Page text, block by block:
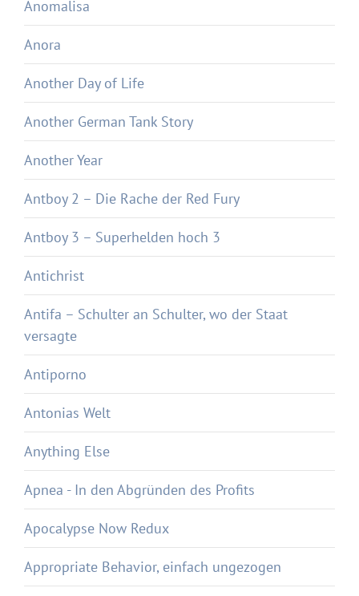
Anomalisa
Anora
Another Day of Life
Another German Tank Story
Another Year
Antboy 2 – Die Rache der Red Fury
Antboy 3 – Superhelden hoch 3
Antichrist
Antifa – Schulter an Schulter, wo der Staat
versagte
Antiporno
Antonias Welt
Anything Else
Apnea - In den Abgründen des Profits
Apocalypse Now Redux
Appropriate Behavior, einfach ungezogen